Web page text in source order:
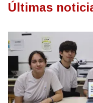
Últimas